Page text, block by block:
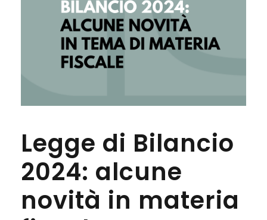
Legge di Bilancio
2024: alcune
novità in materia